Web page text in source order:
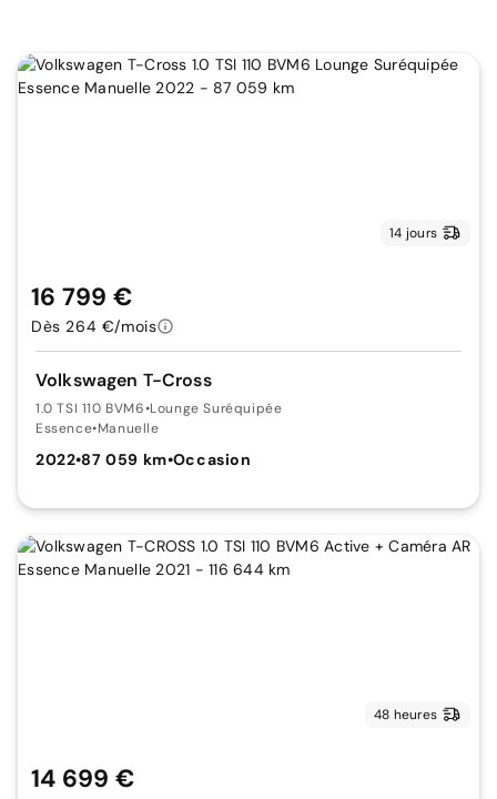
14 jours
Volkswagen T-Cross
1.0 TSI 110 BVM6•Lounge Suréquipée
Essence•Manuelle
2022•87 059 km•Occasion
16 799 €
Dès 264 €/mois
48 heures
14 699 €